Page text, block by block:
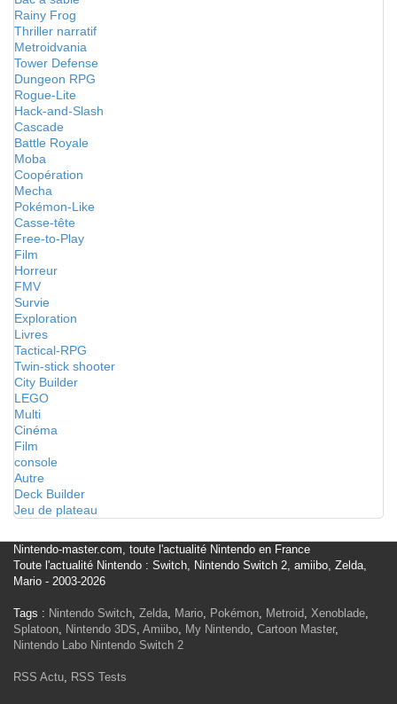
Rainy Frog
Thriller narratif
Metroidvania
Tower Defense
Dungeon RPG
Rogue-Lite
Hack-and-Slash
Cascade
Battle Royale
Moba
Coopération
Mecha
Pokémon-Like
Casse-tête
Free-to-Play
Film
Horreur
FMV
Survie
Exploration
Livres
Tactical-RPG
Twin-stick shooter
City Builder
LEGO
Multi
Cinéma
Film
console
Autre
Deck Builder
Jeu de plateau
Nintendo-master.com, toute l'actualité Nintendo en France
Toute l'actualité Nintendo : Switch, Nintendo Switch 2, amiibo, Zelda,
Mario - 2003-2026
Tags : Nintendo Switch, Zelda, Mario, Pokémon, Metroid, Xenoblade,
Splatoon, Nintendo 3DS, Amiibo, My Nintendo, Cartoon Master,
Nintendo Labo Nintendo Switch 2
RSS Actu, RSS Tests